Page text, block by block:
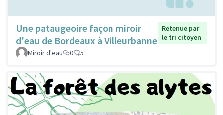
Une pataugeoire façon miroir
d'eau de Bordeaux à Villeurbanne
Retenue par
le tri citoyen
Miroir d'eau
0 5